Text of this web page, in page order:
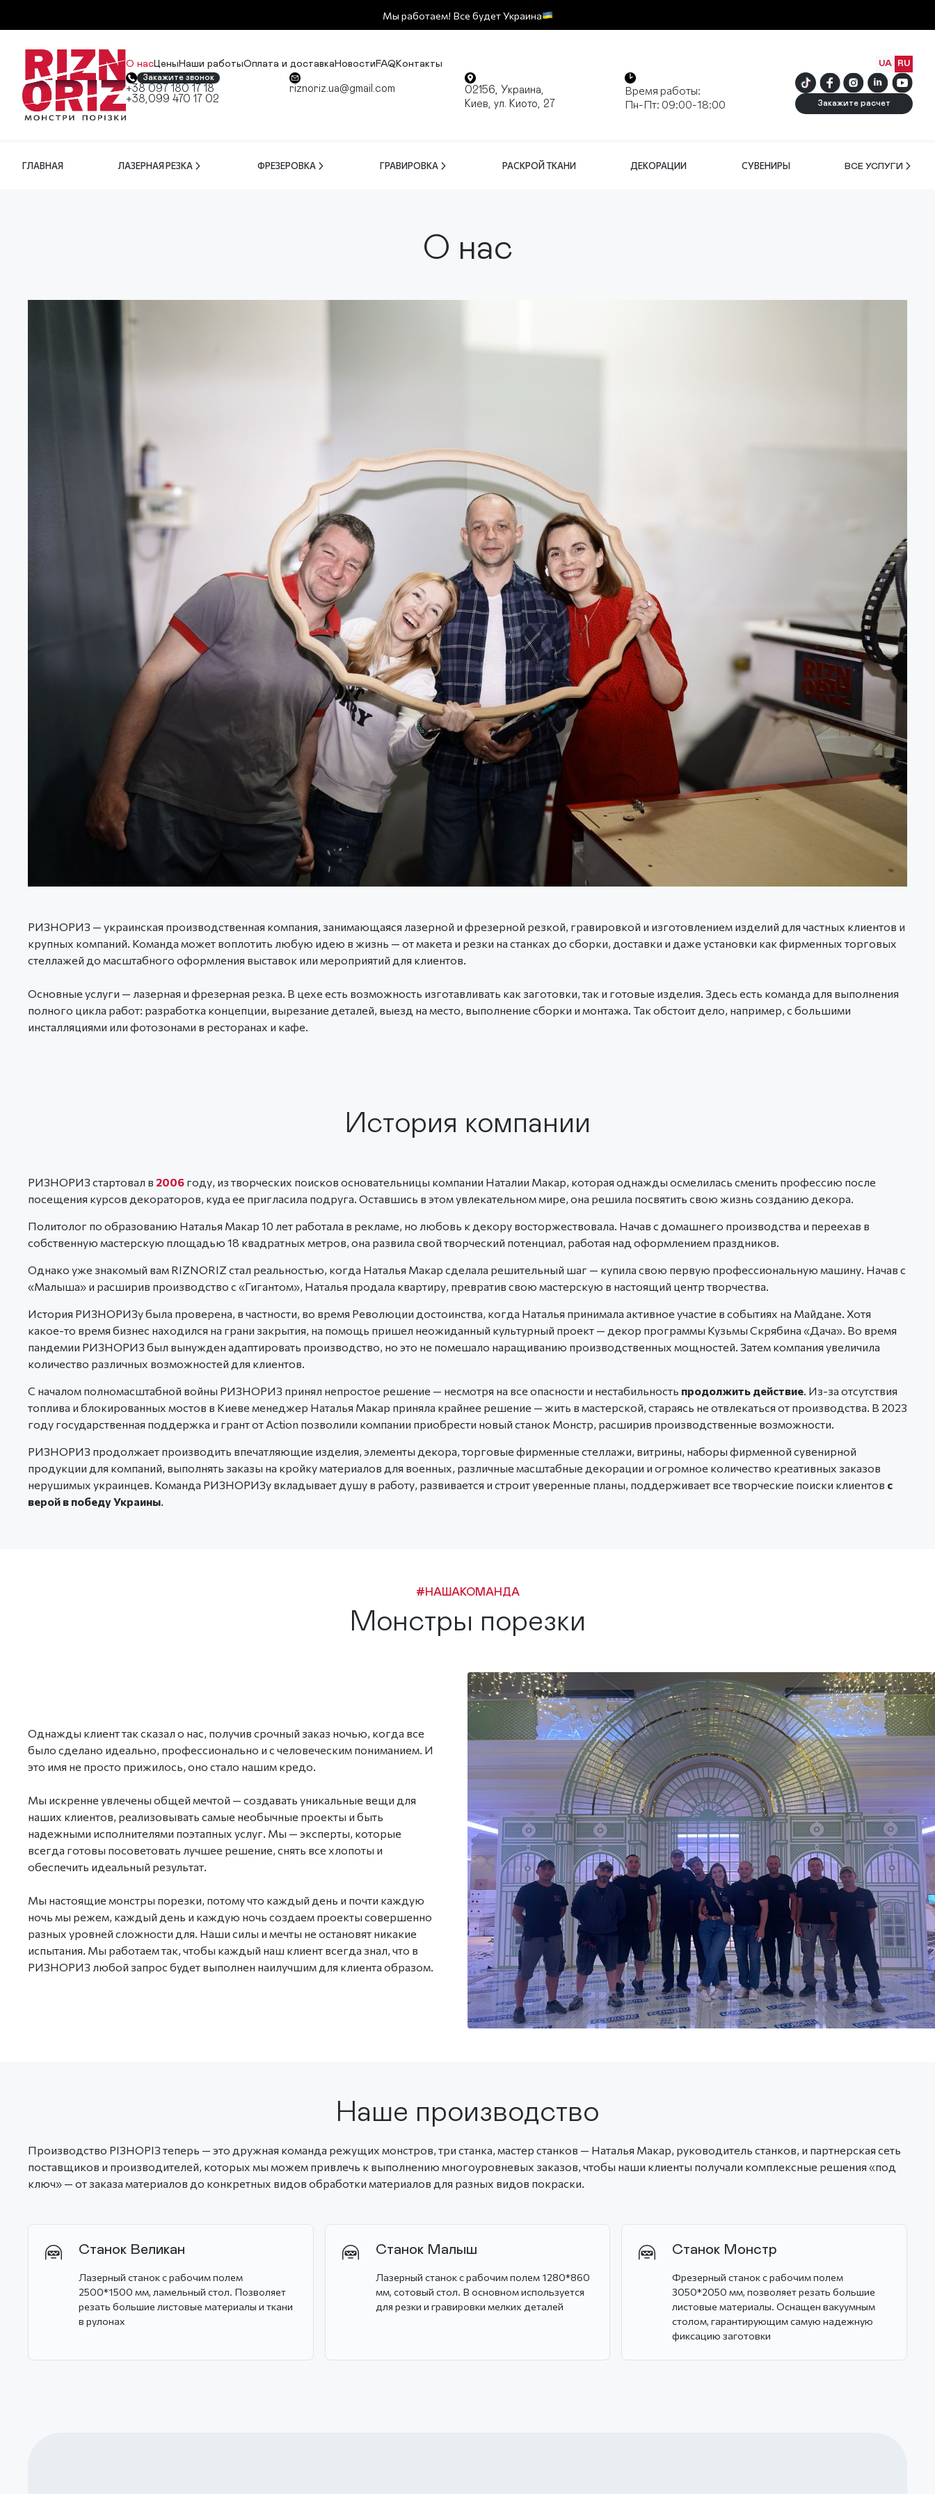
Мы работаем! Все будет Украина
О насЦены Наши работыОплата и доставка Новости FAQ Контакты UA
RU
Закажите звонок
+38 097 180 17 18
+38,099 470 17 02
riznoriz.ua@gmail.com
02156, Украина,
Киев, ул. Киото, 27
Время работы:
Пн-Пт: 09:00-18:00
Закажите расчет
ГЛАВНАЯ ЛАЗЕРНАЯ РЕЗКА ФРЕЗЕРОВКА ГРАВИРОВКА РАСКРОЙ ТКАНИ ДЕКОРАЦИИ СУВЕНИРЫ ВСЕ УСЛУГИ
О нас
РИЗНОРИЗ — украинская производственная компания, занимающаяся лазерной и фрезерной резкой, гравировкой и изготовлением изделий для частных клиентов и
крупных компаний. Команда может воплотить любую идею в жизнь — от макета и резки на станках до сборки, доставки и даже установки как фирменных торговых
стеллажей до масштабного оформления выставок или мероприятий для клиентов.
Основные услуги — лазерная и фрезерная резка. В цехе есть возможность изготавливать как заготовки, так и готовые изделия. Здесь есть команда для выполнения
полного цикла работ: разработка концепции, вырезание деталей, выезд на место, выполнение сборки и монтажа. Так обстоит дело, например, с большими
инсталляциями или фотозонами в ресторанах и кафе.
История компании
РИЗНОРИЗ стартовал в 2006 году, из творческих поисков основательницы компании Наталии Макар, которая однажды осмелилась сменить профессию после
посещения курсов декораторов, куда ее пригласила подруга. Оставшись в этом увлекательном мире, она решила посвятить свою жизнь созданию декора.
Политолог по образованию Наталья Макар 10 лет работала в рекламе, но любовь к декору восторжествовала. Начав с домашнего производства и переехав в
собственную мастерскую площадью 18 квадратных метров, она развила свой творческий потенциал, работая над оформлением праздников.
Однако уже знакомый вам RIZNORIZ стал реальностью, когда Наталья Макар сделала решительный шаг — купила свою первую профессиональную машину. Начав с
«Малыша» и расширив производство с «Гигантом», Наталья продала квартиру, превратив свою мастерскую в настоящий центр творчества.
История РИЗНОРИЗу была проверена, в частности, во время Революции достоинства, когда Наталья принимала активное участие в событиях на Майдане. Хотя
какое-то время бизнес находился на грани закрытия, на помощь пришел неожиданный культурный проект — декор программы Кузьмы Скрябина «Дача». Во время
пандемии РИЗНОРИЗ был вынужден адаптировать производство, но это не помешало наращиванию производственных мощностей. Затем компания увеличила
количество различных возможностей для клиентов.
С началом полномасштабной войны РИЗНОРИЗ принял непростое решение — несмотря на все опасности и нестабильность продолжить действие . Из-за отсутствия
топлива и блокированных мостов в Киеве менеджер Наталья Макар приняла крайнее решение — жить в мастерской, стараясь не отвлекаться от производства. В 2023
году государственная поддержка и грант от Action позволили компании приобрести новый станок Монстр, расширив производственные возможности.
РИЗНОРИЗ продолжает производить впечатляющие изделия, элементы декора, торговые фирменные стеллажи, витрины, наборы фирменной сувенирной
продукции для компаний, выполнять заказы на кройку материалов для военных, различные масштабные декорации и огромное количество креативных заказов
нерушимых украинцев. Команда РИЗНОРИЗу вкладывает душу в работу, развивается и строит уверенные планы, поддерживает все творческие поиски клиентов с
верой в победу Украины
#НАШАКОМАНДА
Монстры порезки
Однажды клиент так сказал о нас, получив срочный заказ ночью, когда все
было сделано идеально, профессионально и с человеческим пониманием. И
это имя не просто прижилось, оно стало нашим кредо.
Мы искренне увлечены общей мечтой — создавать уникальные вещи для
наших клиентов, реализовывать самые необычные проекты и быть
надежными исполнителями поэтапных услуг. Мы — эксперты, которые
всегда готовы посоветовать лучшее решение, снять все хлопоты и
обеспечить идеальный результат.
Мы настоящие монстры порезки, потому что каждый день и почти каждую
ночь мы режем, каждый день и каждую ночь создаем проекты совершенно
разных уровней сложности для. Наши силы и мечты не остановят никакие
испытания. Мы работаем так, чтобы каждый наш клиент всегда знал, что в
РИЗНОРИЗ любой запрос будет выполнен наилучшим для клиента образом.
Наше производство
Производство РІЗНОРІЗ теперь — это дружная команда режущих монстров, три станка, мастер станков — Наталья Макар, руководитель станков, и партнерская сеть
поставщиков и производителей, которых мы можем привлечь к выполнению многоуровневых заказов, чтобы наши клиенты получали комплексные решения «под
ключ» — от заказа материалов до конкретных видов обработки материалов для разных видов покраски.
Станок Великан
Лазерный станок с рабочим полем
2500*1500 мм, ламельный стол. Позволяет
резать большие листовые материалы и ткани
в рулонах
Станок Малыш
Лазерный станок с рабочим полем 1280*860
мм, сотовый стол. В основном используется
для резки и гравировки мелких деталей
Станок Монстр
Фрезерный станок с рабочим полем
3050*2050 мм, позволяет резать большие
листовые материалы. Оснащен вакуумным
столом, гарантирующим самую надежную
фиксацию заготовки